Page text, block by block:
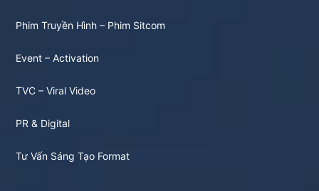
Phim Truyền Hình – Phim Sitcom
Event – Activation
TVC – Viral Video
PR & Digital
Tư Vấn Sáng Tạo Format